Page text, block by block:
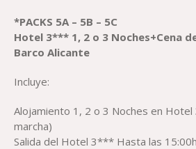
*PACKS 5A – 5B – 5C
Hotel 3*** 1, 2 o 3 Noches+Cena
Barco Alicante
Incluye:
Alojamiento 1, 2 o 3 Noches en
marcha)
Salida del Hotel 3*** Hasta las